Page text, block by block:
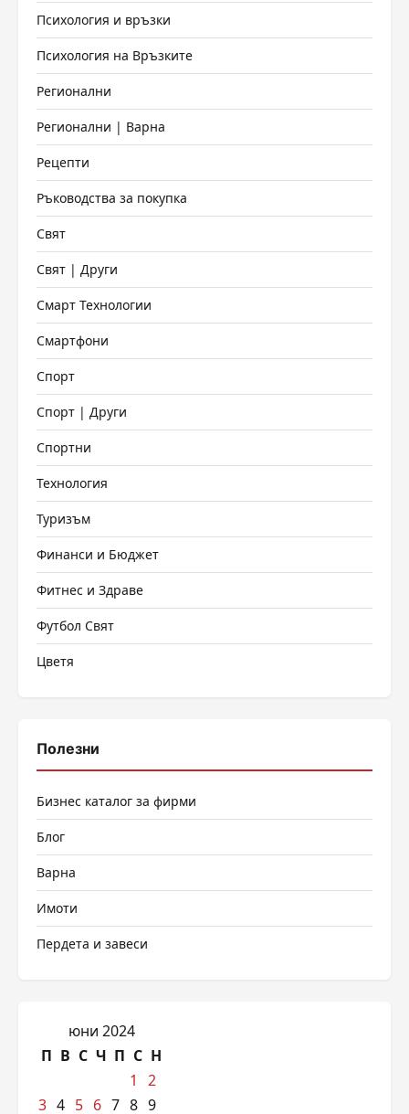
Психология и връзки
Психология на Връзките
Регионални
Регионални | Варна
Рецепти
Ръководства за покупка
Свят
Свят | Други
Смарт Технологии
Смартфони
Спорт
Спорт | Други
Спортни
Технология
Туризъм
Финанси и Бюджет
Фитнес и Здраве
Футбол Свят
Цветя
Полезни
Бизнес каталог за фирми
Блог
Варна
Имоти
Пердета и завеси
юни 2024
П В С Ч П С Н
1
2
3 4 5 6 7 8 9